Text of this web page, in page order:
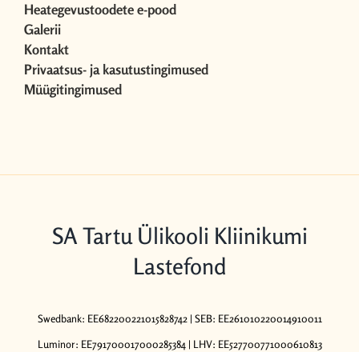
Heategevustoodete e-pood
Galerii
Kontakt
Privaatsus- ja kasutustingimused
Müügitingimused
SA Tartu Ülikooli Kliinikumi
Lastefond
Swedbank: EE682200221015828742 | SEB: EE261010220014910011
Luminor: EE791700017000285384 | LHV: EE527700771000610813